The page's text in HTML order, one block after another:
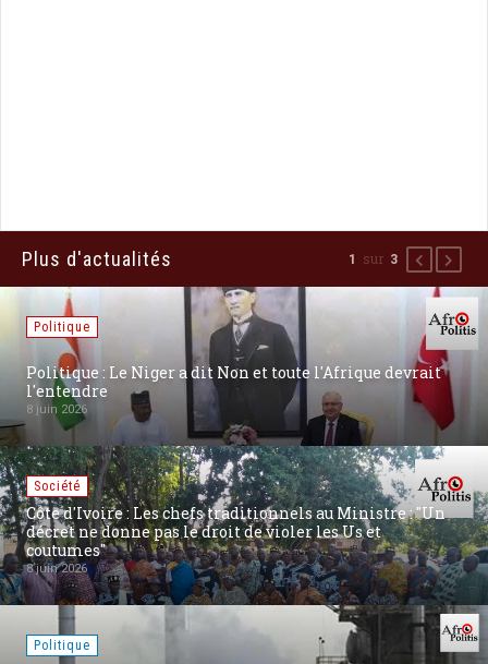
Plus d'actualités
toute l'Afrique devrait
au Ministre : "Un
les Us et
Politique
[Russie] Poutine dit « Niet ! » à
Kiev: un choix pour la paix ?
27 août 2025
Communiqués
[Communiqué] 80ème fête
marche » pour la Justice,
27 août 2025
Politique
1 sur 3 Précédent